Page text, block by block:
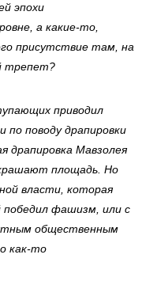
эпохи
а какие-то,
присутствие там, на
трепет?
приводил
поводу драпировки
драпировка Мавзолея
площадь. Но
власти, которая
победил фашизм, или с
общественным
как-то